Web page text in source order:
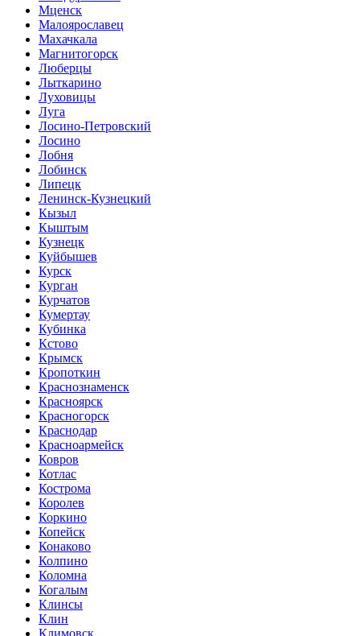
Мценск
Малоярославец
Махачкала
Магнитогорск
Люберцы
Лыткарино
Луховицы
Луга
Лосино-Петровский
Лосино
Лобня
Лобинск
Липецк
Ленинск-Кузнецкий
Кызыл
Кыштым
Кузнецк
Куйбышев
Курск
Курган
Курчатов
Кумертау
Кубинка
Кстово
Крымск
Кропоткин
Краснознаменск
Красноярск
Красногорск
Краснодар
Красноармейск
Ковров
Котлас
Кострома
Королев
Коркино
Копейск
Конаково
Колпино
Коломна
Когалым
Клинсы
Клин
Климовск